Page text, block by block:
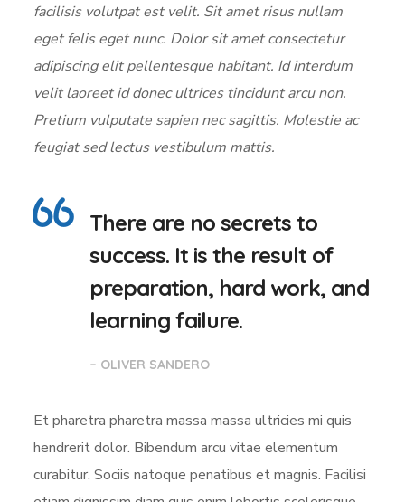
facilisis volutpat est velit. Sit amet risus nullam
eget felis eget nunc. Dolor sit amet consectetur
adipiscing elit pellentesque habitant. Id interdum
velit laoreet id donec ultrices tincidunt arcu non.
Pretium vulputate sapien nec sagittis. Molestie ac
feugiat sed lectus vestibulum mattis.
There are no secrets to
success. It is the result of
preparation, hard work, and
learning failure.
– OLIVER SANDERO
Et pharetra pharetra massa massa ultricies mi quis
hendrerit dolor. Bibendum arcu vitae elementum
curabitur. Sociis natoque penatibus et magnis. Facilisi